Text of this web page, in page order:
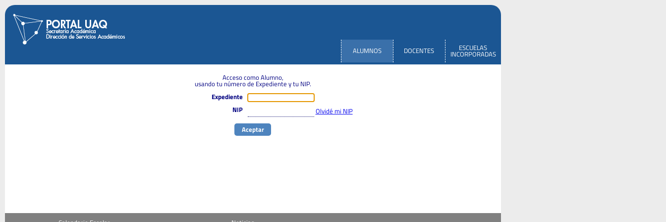
ESCUELAS
INCORPORADAS
DOCENTES
ALUMNOS
Acceso como Alumno,
usando tu número de Expediente y tu NIP.
Expediente
NIP
Olvidé mi NIP